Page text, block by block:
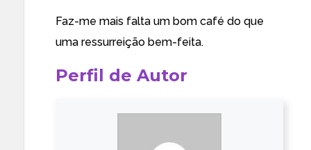
Faz-me mais falta um bom café do que
uma ressurreição bem-feita.
Perfil de Autor